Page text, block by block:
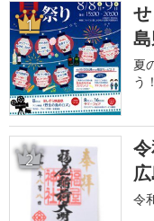
1
夏
う！
2
令